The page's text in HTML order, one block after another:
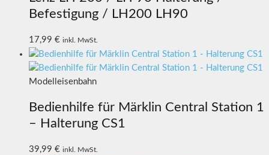
Befestigung / LH200 LH90
17,99 € inkl. MwSt.
Modelleisenbahn
Bedienhilfe für Märklin Central Station 1
– Halterung CS1
39,99 € inkl. MwSt.